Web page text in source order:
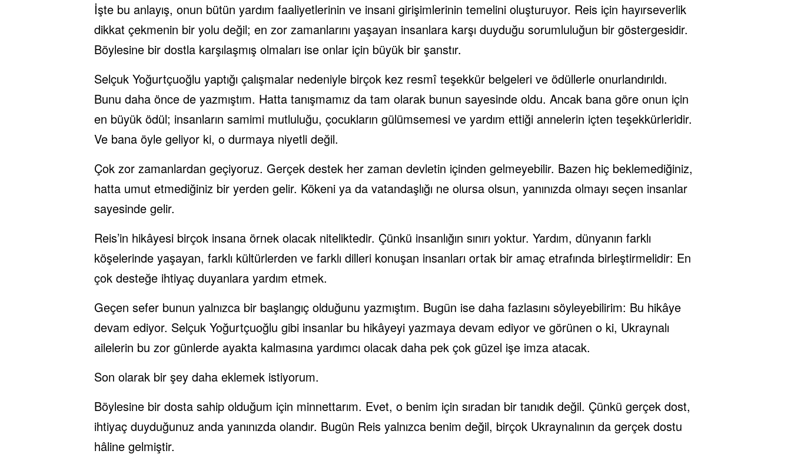
İşte bu anlayış, onun bütün yardım faaliyetlerinin ve insani girişimlerinin temelini oluşturuyor. Reis için hayırseverlik
dikkat çekmenin bir yolu değil; en zor zamanlarını yaşayan insanlara karşı duyduğu sorumluluğun bir göstergesidir.
Böylesine bir dostla karşılaşmış olmaları ise onlar için büyük bir şanstır.
Selçuk Yoğurtçuoğlu yaptığı çalışmalar nedeniyle birçok kez resmî teşekkür belgeleri ve ödüllerle onurlandırıldı.
Bunu daha önce de yazmıştım. Hatta tanışmamız da tam olarak bunun sayesinde oldu. Ancak bana göre onun için
en büyük ödül; insanların samimi mutluluğu, çocukların gülümsemesi ve yardım ettiği annelerin içten teşekkürleridir.
Ve bana öyle geliyor ki, o durmaya niyetli değil.
Çok zor zamanlardan geçiyoruz. Gerçek destek her zaman devletin içinden gelmeyebilir. Bazen hiç beklemediğiniz,
hatta umut etmediğiniz bir yerden gelir. Kökeni ya da vatandaşlığı ne olursa olsun, yanınızda olmayı seçen insanlar
sayesinde gelir.
Reis’in hikâyesi birçok insana örnek olacak niteliktedir. Çünkü insanlığın sınırı yoktur. Yardım, dünyanın farklı
köşelerinde yaşayan, farklı kültürlerden ve farklı dilleri konuşan insanları ortak bir amaç etrafında birleştirmelidir: En
çok desteğe ihtiyaç duyanlara yardım etmek.
Geçen sefer bunun yalnızca bir başlangıç olduğunu yazmıştım. Bugün ise daha fazlasını söyleyebilirim: Bu hikâye
devam ediyor. Selçuk Yoğurtçuoğlu gibi insanlar bu hikâyeyi yazmaya devam ediyor ve görünen o ki, Ukraynalı
ailelerin bu zor günlerde ayakta kalmasına yardımcı olacak daha pek çok güzel işe imza atacak.
Son olarak bir şey daha eklemek istiyorum.
Böylesine bir dosta sahip olduğum için minnettarım. Evet, o benim için sıradan bir tanıdık değil. Çünkü gerçek dost,
ihtiyaç duyduğunuz anda yanınızda olandır. Bugün Reis yalnızca benim değil, birçok Ukraynalının da gerçek dostu
hâline gelmiştir.